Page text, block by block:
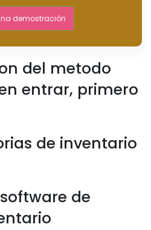
demostración
del metodo
entrar, primero
de inventario
de